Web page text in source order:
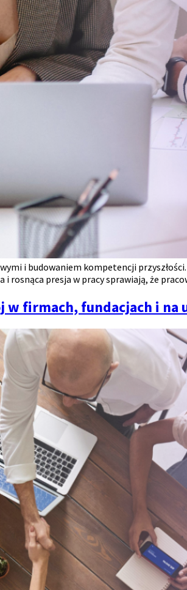
i budowaniem kompetencji
presja w pracy sprawiają, że
firmach, fundacjach i na